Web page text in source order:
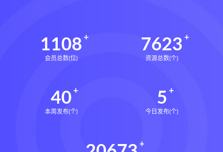
1108
会员总数(位)
7623
资源总数(个)
40
本周发布(个)
5
今日发布(个)